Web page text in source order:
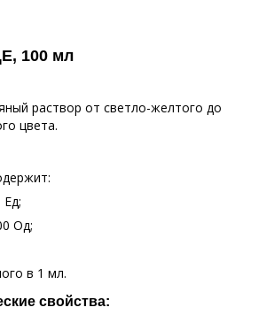
100 мл
раствор от светло-желтого до
цвета.
Од;
в 1 мл.
свойства: